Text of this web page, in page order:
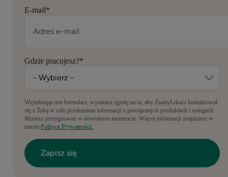
E-mail*
Gdzie pracujesz?*
Wypełniając ten formularz, wyrażasz zgodę na to, aby ZnanyLekarz kontaktował
się z Tobą w celu przekazania informacji o powiązanych produktach i usługach.
Możesz zrezygnować w dowolnym momencie. Więcej informacji znajdziesz w
naszej Polityce Prywatności.